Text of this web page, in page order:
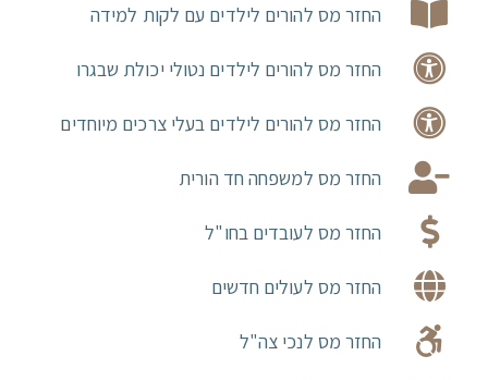
החזר מס להורים לילדים עם לקות למידה
החזר מס להורים לילדים נטולי יכולת שבגרו
החזר מס להורים לילדים בעלי צרכים מיוחדים
החזר מס למשפחה חד הורית
החזר מס לעובדים בחו"ל
החזר מס לעולים חדשים
החזר מס לנכי צה"ל